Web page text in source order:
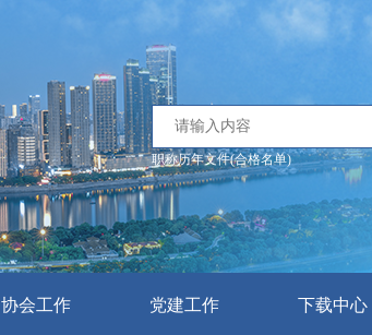
职称历年文件(合格名单)
协会工作 党建工作 下载中心